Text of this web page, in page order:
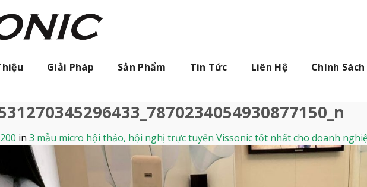
Giải Pháp Sản Phẩm Tin Tức Liên Hệ Chính
in 3 mẫu micro hội thảo, hội nghị trực tuyến Vissonic tốt nhất cho doanh